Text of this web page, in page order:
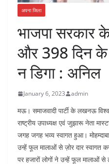
अपना जिला
भाजपा सरकार
और 398 दिन
न डिगा : अनिल
January 6, 2023 admin
मऊ। समाजवादी पार्टी के लखनऊ
राष्ट्रीय उपाध्यक्ष एवं जुझारू नेता
जगह जगह भव्य स्वागत हुआ।
उन्हें फूल मालाओं से ज़ोर दार स्वागत
पर हजारों लोगों ने उन्हें फूल मालाओं से